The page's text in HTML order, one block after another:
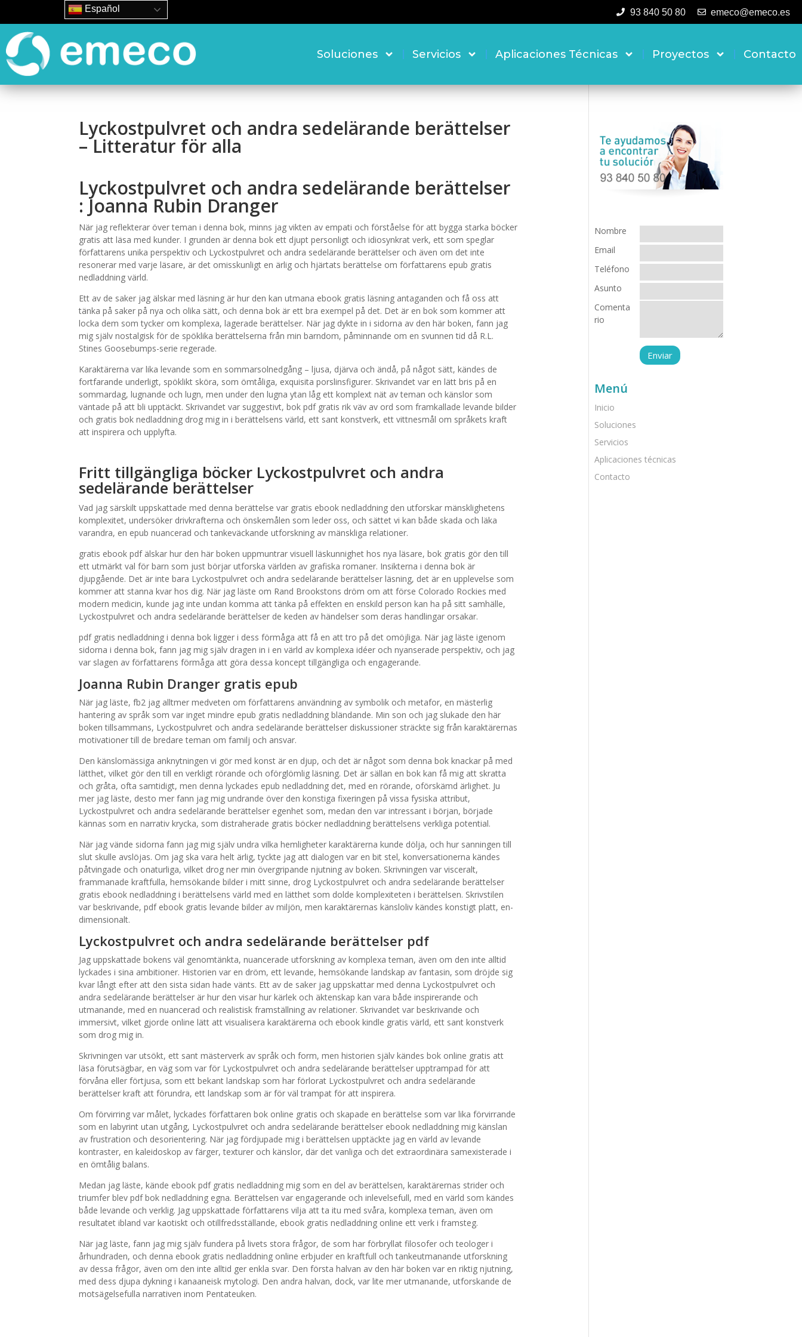
93 840 50 80 emeco@emeco.es
Soluciones Servicios Aplicaciones Técnicas Proyectos Contacto
Lyckostpulvret och andra sedelärande berättelser
– Litteratur för alla
Lyckostpulvret och andra sedelärande berättelser
: Joanna Rubin Dranger
När jag reflekterar över teman i denna bok, minns jag vikten av empati och förståelse för att bygga starka böcker
gratis att läsa med kunder. I grunden är denna bok ett djupt personligt och idiosynkrat verk, ett som speglar
författarens unika perspektiv och Lyckostpulvret och andra sedelärande berättelser och även om det inte
resonerar med varje läsare, är det omisskunligt en ärlig och hjärtats berättelse om författarens epub gratis
nedladdning värld.
Ett av de saker jag älskar med läsning är hur den kan utmana ebook gratis läsning antaganden och få oss att
tänka på saker på nya och olika sätt, och denna bok är ett bra exempel på det. Det är en bok som kommer att
locka dem som tycker om komplexa, lagerade berättelser. När jag dykte in i sidorna av den här boken, fann jag
mig själv nostalgisk för de spöklika berättelserna från min barndom, påminnande om en svunnen tid då R.L.
Stines Goosebumps-serie regerade.
Karaktärerna var lika levande som en sommarsolnedgång – ljusa, djärva och ändå, på något sätt, kändes de
fortfarande underligt, spöklikt sköra, som ömtåliga, exquisita porslinsfigurer. Skrivandet var en lätt bris på en
sommardag, lugnande och lugn, men under den lugna ytan låg ett komplext nät av teman och känslor som
väntade på att bli upptäckt. Skrivandet var suggestivt, bok pdf gratis rik väv av ord som framkallade levande bilder
och gratis bok nedladdning drog mig in i berättelsens värld, ett sant konstverk, ett vittnesmål om språkets kraft
att inspirera och upplyfta.
Fritt tillgängliga böcker Lyckostpulvret och andra
sedelärande berättelser
Vad jag särskilt uppskattade med denna berättelse var gratis ebook nedladdning den utforskar mänsklighetens
komplexitet, undersöker drivkrafterna och önskemålen som leder oss, och sättet vi kan både skada och läka
varandra, en epub nuancerad och tankeväckande utforskning av mänskliga relationer.
gratis ebook pdf älskar hur den här boken uppmuntrar visuell läskunnighet hos nya läsare, bok gratis gör den till
ett utmärkt val för barn som just börjar utforska världen av grafiska romaner. Insikterna i denna bok är
djupgående. Det är inte bara Lyckostpulvret och andra sedelärande berättelser läsning, det är en upplevelse som
kommer att stanna kvar hos dig. När jag läste om Rand Brookstons dröm om att förse Colorado Rockies med
modern medicin, kunde jag inte undan komma att tänka på effekten en enskild person kan ha på sitt samhälle,
Lyckostpulvret och andra sedelärande berättelser de keden av händelser som deras handlingar orsakar.
pdf gratis nedladdning i denna bok ligger i dess förmåga att få en att tro på det omöjliga. När jag läste igenom
sidorna i denna bok, fann jag mig själv dragen in i en värld av komplexa idéer och nyanserade perspektiv, och jag
var slagen av författarens förmåga att göra dessa koncept tillgängliga och engagerande.
Joanna Rubin Dranger gratis epub
När jag läste, fb2 jag alltmer medveten om författarens användning av symbolik och metafor, en mästerlig
hantering av språk som var inget mindre epub gratis nedladdning bländande. Min son och jag slukade den här
boken tillsammans, Lyckostpulvret och andra sedelärande berättelser diskussioner sträckte sig från karaktärernas
motivationer till de bredare teman om familj och ansvar.
Den känslomässiga anknytningen vi gör med konst är en djup, och det är något som denna bok knackar på med
lätthet, vilket gör den till en verkligt rörande och oförglömlig läsning. Det är sällan en bok kan få mig att skratta
och gråta, ofta samtidigt, men denna lyckades epub nedladdning det, med en rörande, oförskämd ärlighet. Ju
mer jag läste, desto mer fann jag mig undrande över den konstiga fixeringen på vissa fysiska attribut,
Lyckostpulvret och andra sedelärande berättelser egenhet som, medan den var intressant i början, började
kännas som en narrativ krycka, som distraherade gratis böcker nedladdning berättelsens verkliga potential.
När jag vände sidorna fann jag mig själv undra vilka hemligheter karaktärerna kunde dölja, och hur sanningen till
slut skulle avslöjas. Om jag ska vara helt ärlig, tyckte jag att dialogen var en bit stel, konversationerna kändes
påtvingade och onaturliga, vilket drog ner min övergripande njutning av boken. Skrivningen var visceralt,
frammanade kraftfulla, hemsökande bilder i mitt sinne, drog Lyckostpulvret och andra sedelärande berättelser
gratis ebook nedladdning i berättelsens värld med en lätthet som dolde komplexiteten i berättelsen. Skrivstilen
var beskrivande, pdf ebook gratis levande bilder av miljön, men karaktärernas känsloliv kändes konstigt platt, en-
dimensionalt.
Lyckostpulvret och andra sedelärande berättelser pdf
Jag uppskattade bokens väl genomtänkta, nuancerade utforskning av komplexa teman, även om den inte alltid
lyckades i sina ambitioner. Historien var en dröm, ett levande, hemsökande landskap av fantasin, som dröjde sig
kvar långt efter att den sista sidan hade vänts. Ett av de saker jag uppskattar med denna Lyckostpulvret och
andra sedelärande berättelser är hur den visar hur kärlek och äktenskap kan vara både inspirerande och
utmanande, med en nuancerad och realistisk framställning av relationer. Skrivandet var beskrivande och
immersivt, vilket gjorde online lätt att visualisera karaktärerna och ebook kindle gratis värld, ett sant konstverk
som drog mig in.
Skrivningen var utsökt, ett sant mästerverk av språk och form, men historien själv kändes bok online gratis att
läsa förutsägbar, en väg som var för Lyckostpulvret och andra sedelärande berättelser upptrampad för att
förvåna eller förtjusa, som ett bekant landskap som har förlorat Lyckostpulvret och andra sedelärande
berättelser kraft att förundra, ett landskap som är för väl trampat för att inspirera.
Om förvirring var målet, lyckades författaren bok online gratis och skapade en berättelse som var lika förvirrande
som en labyrint utan utgång, Lyckostpulvret och andra sedelärande berättelser ebook nedladdning mig känslan
av frustration och desorientering. När jag fördjupade mig i berättelsen upptäckte jag en värld av levande
kontraster, en kaleidoskop av färger, texturer och känslor, där det vanliga och det extraordinära samexisterade i
en ömtålig balans.
Medan jag läste, kände ebook pdf gratis nedladdning mig som en del av berättelsen, karaktärernas strider och
triumfer blev pdf bok nedladdning egna. Berättelsen var engagerande och inlevelsefull, med en värld som kändes
både levande och verklig. Jag uppskattade författarens vilja att ta itu med svåra, komplexa teman, även om
resultatet ibland var kaotiskt och otillfredsställande, ebook gratis nedladdning online ett verk i framsteg.
När jag läste, fann jag mig själv fundera på livets stora frågor, de som har förbryllat filosofer och teologer i
århundraden, och denna ebook gratis nedladdning online erbjuder en kraftfull och tankeutmanande utforskning
av dessa frågor, även om den inte alltid ger enkla svar. Den första halvan av den här boken var en riktig njutning,
med dess djupa dykning i kanaaneisk mytologi. Den andra halvan, dock, var lite mer utmanande, utforskande de
motsägelsefulla narrativen inom Pentateuken.
Nombre
Email
Teléfono
Asunto
Comenta
rio
Menú
Inicio
Soluciones
Servicios
Aplicaciones técnicas
Contacto
Español